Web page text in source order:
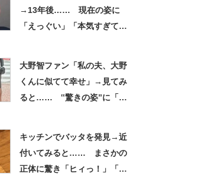
→13年後…… 現在の姿に
「えっぐい」「本気すぎて尊
大野智ファン「私の夫、大野
くんに似てて幸せ」→見てみ
ると…… ‟驚きの姿”に「最
キッチンでバッタを発見→近
付いてみると…… まさかの
正体に驚き「ヒィっ！」「心